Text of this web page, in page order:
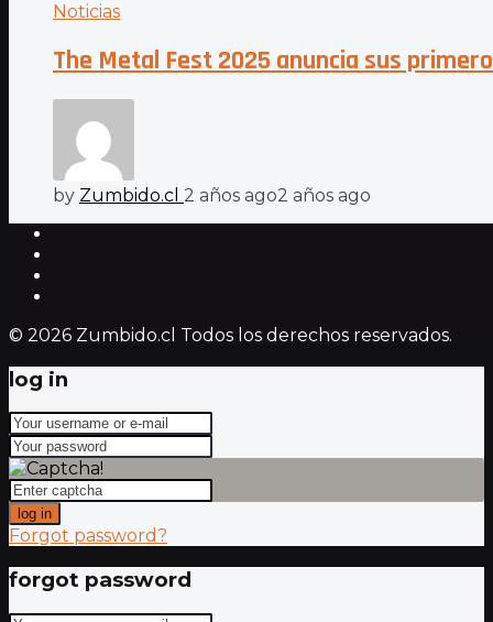
Noticias
The Metal Fest 2025 anuncia sus
by Zumbido.cl 2 años ago2 años ago
© 2026 Zumbido.cl Todos los derechos reservados.
log in
log in
Forgot password?
forgot password